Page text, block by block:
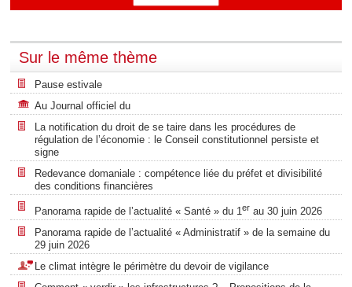
Sur le même thème
Pause estivale
Au Journal officiel du
La notification du droit de se taire dans les procédures de
régulation de l’économie : le Conseil constitutionnel persiste et
signe
Redevance domaniale : compétence liée du préfet et divisibilité
des conditions financières
Panorama rapide de l’actualité « Santé » du 1er au 30 juin 2026
Panorama rapide de l’actualité « Administratif » de la semaine du
29 juin 2026
Le climat intègre le périmètre du devoir de vigilance